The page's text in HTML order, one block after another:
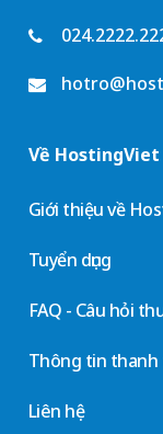
Về HostingViet
Giới thiệu về
Tuyển dụng
FAQ - Câu hỏi
Thông tin thanh
Liên hệ